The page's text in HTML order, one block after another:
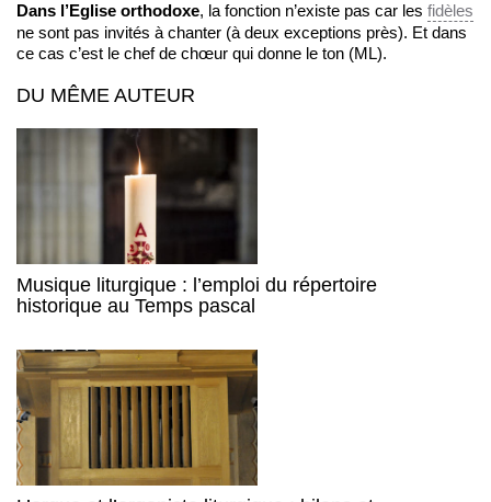
Dans l’Eglise orthodoxe, la fonction n’existe pas car les fidèles
ne sont pas invités à chanter (à deux exceptions près). Et dans
ce cas c’est le chef de chœur qui donne le ton (ML).
DU MÊME AUTEUR
Musique liturgique : l’emploi du répertoire
historique au Temps pascal